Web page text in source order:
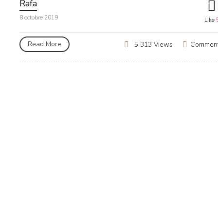
Rafa
8 octobre 2019 Like
Read More 5 313 Views